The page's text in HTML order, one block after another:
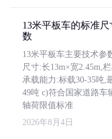
13米平板车的标准
数
13米平板车主要技术参
尺寸:长13m×宽2.45m,
承载能力:标载30-35吨,
49吨 c)符合国家道路车
轴荷限值标准
2026年8月4日